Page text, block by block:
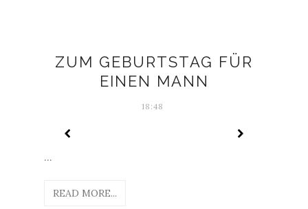
ZUM GEBURTSTAG FÜR
EINEN MANN
18:48
...
READ MORE...